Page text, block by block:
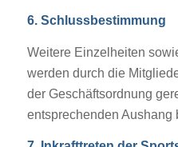
6. Schlussbestimmung
Weitere Einzelheiten
werden durch die
der Geschäftsordnung
entsprechenden Aushang